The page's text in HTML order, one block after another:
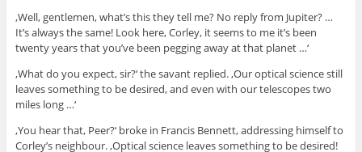
‚Well, gentlemen, what’s this they tell me? No reply from Jupiter? …
It’s always the same! Look here, Corley, it seems to me it’s been
twenty years that you’ve been pegging away at that planet …‘
‚What do you expect, sir?‘ the savant replied. ‚Our optical science still
leaves something to be desired, and even with our telescopes two
miles long …‘
‚You hear that, Peer?‘ broke in Francis Bennett, addressing himself to
Corley’s neighbour. ‚Optical science leaves something to be desired!